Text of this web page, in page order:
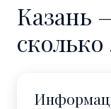
Казань
сколько